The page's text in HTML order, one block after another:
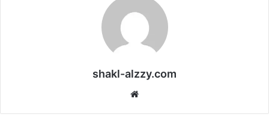
shakl-alzzy.com